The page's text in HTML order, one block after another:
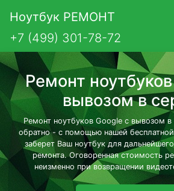
Ноутбук РЕМОНТ
+7 (499) 301-78-72
Ремонт
вывозом в
Ремонт ноутбуков Google с вывозом в
обратно - с помощью нашей
заберет Ваш ноутбук для
ремонта. Оговоренная стоимость
неизменно при возвращении